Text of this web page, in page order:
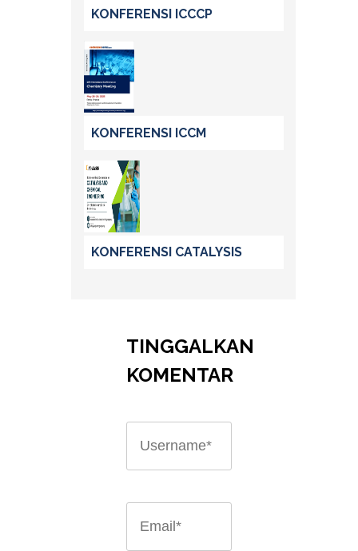
KONFERENSI ICCCP
KONFERENSI ICCM
KONFERENSI CATALYSIS
TINGGALKAN
KOMENTAR